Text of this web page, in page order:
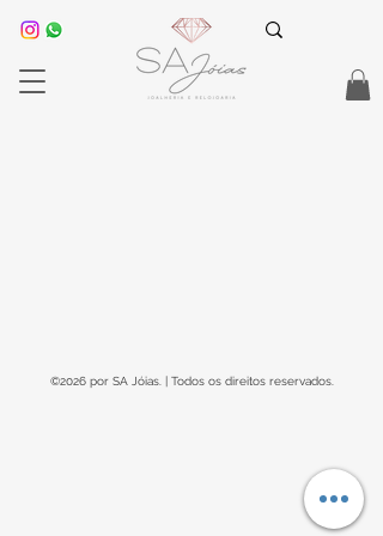
©2026 por SA Jóias. | Todos os direitos reservados.